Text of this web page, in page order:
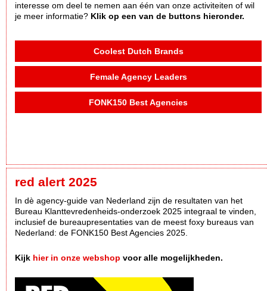
interesse om deel te nemen aan één van onze activiteiten of wil
je meer informatie? Klik op een van de buttons hieronder.
Coolest Dutch Brands
Female Agency Leaders
FONK150 Best Agencies
red alert 2025
In dè agency-guide van Nederland zijn de resultaten van het
Bureau Klanttevredenheids-onderzoek 2025 integraal te vinden,
inclusief de bureaupresentaties van de meest foxy bureaus van
Nederland: de FONK150 Best Agencies 2025.
Kijk hier in onze webshop voor alle mogelijkheden.